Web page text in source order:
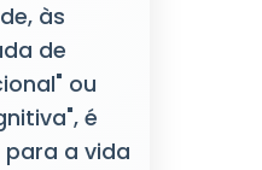
às
de
ou
é
a vida